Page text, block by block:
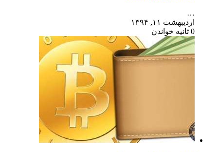
…
اردیبهشت ۱۱, ۱۳۹۴
0 ثانیه خواندن